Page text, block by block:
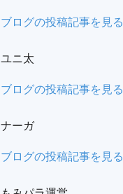
ワ
ル:
も
パ
面
査
ブログの投稿記事を見る
ユニ太
ユ
太:
ブログの投稿記事を見る
ナーガ
ナ
ブログの投稿記事を見る